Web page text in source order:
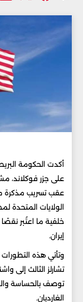
أكدت الحكومة
على جزر فوكلاند،
عقب تسريب مذكرة
الولايات المتحدة
خلفية ما اعتُبر
إيران.
وتأتي هذه
تشارلز الثالث إلى
توصف بالحساسة
الغارديان.